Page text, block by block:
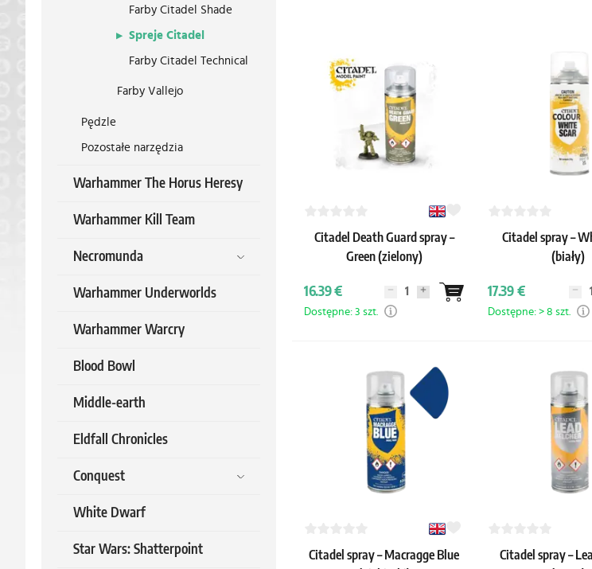
Farby Citadel Shade
Spreje Citadel
Farby Citadel Technical
Farby Vallejo
Pędzle
Pozostałe narzędzia
Warhammer The Horus Heresy
Warhammer Kill Team
Necromunda
Warhammer Underworlds
Warhammer Warcry
Blood Bowl
Middle-earth
Eldfall Chronicles
Conquest
White Dwarf
Star Wars: Shatterpoint
Citadel Death Guard spray –
Green (zielony)
16.39 €
Dostępne: 3 szt.
Citadel spray –
(biały)
17.39 €
Dostępne: > 8 szt.
Citadel spray – Macragge Blue
Citadel spray –